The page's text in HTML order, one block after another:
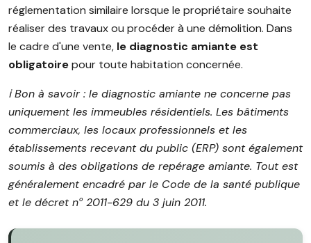
réglementation similaire lorsque le propriétaire souhaite
réaliser des travaux ou procéder à une démolition. Dans
le cadre d'une vente, le diagnostic amiante est
obligatoirepour toute habitation concernée.
ℹ️ Bon à savoir : le diagnostic amiante ne concerne pas
uniquement les immeubles résidentiels. Les bâtiments
commerciaux, les locaux professionnels et les
établissements recevant du public (ERP) sont également
soumis à des obligations de repérage amiante. Tout est
généralement encadré par le Code de la santé publique
et le décret nᵒ 2011-629 du 3 juin 2011.